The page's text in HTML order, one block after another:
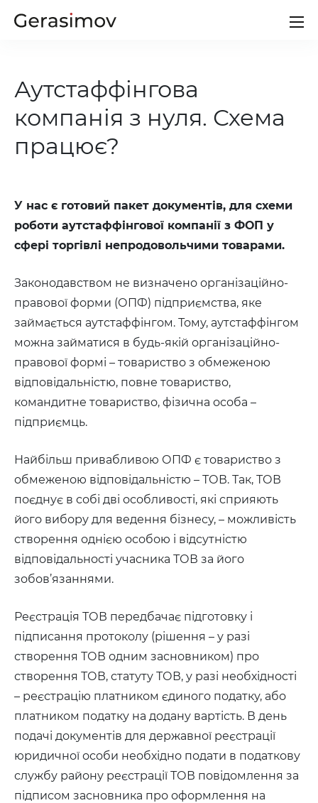
Іноді життя ставить нас в несподівані неприємні
обставини, в яких неможливо обійтись без
допомоги адвоката.
Звертайтесь до мене
Аутстаффінгова
компанія з нуля. Схема
працює?
У нас є готовий пакет документів, для схеми
роботи аутстаффінгової компанії з ФОП у
сфері торгівлі непродовольчими товарами.
Законодавством не визначено організаційно-
правової форми (ОПФ) підприємства, яке
займається аутстаффінгом. Тому, аутстаффінгом
можна займатися в будь-якій організаційно-
правової формі – товариство з обмеженою
відповідальністю, повне товариство,
командитне товариство, фізична особа –
підприємць.
Найбільш привабливою ОПФ є товариство з
обмеженою відповідальністю – ТОВ. Так, ТОВ
поєднує в собі дві особливості, які сприяють
його вибору для ведення бізнесу, – можливість
створення однією особою і відсутністю
відповідальності учасника ТОВ за його
зобов’язаннями.
Реєстрація ТОВ передбачає підготовку і
підписання протоколу (рішення – у разі
створення ТОВ одним засновником) про
створення ТОВ, статуту ТОВ, у разі необхідності
– реєстрацію платником єдиного податку, або
платником податку на додану вартість. В день
подачі документів для державної реєстрації
юридичної особи необхідно подати в податкову
службу району реєстрації ТОВ повідомлення за
підписом засновника про оформлення на